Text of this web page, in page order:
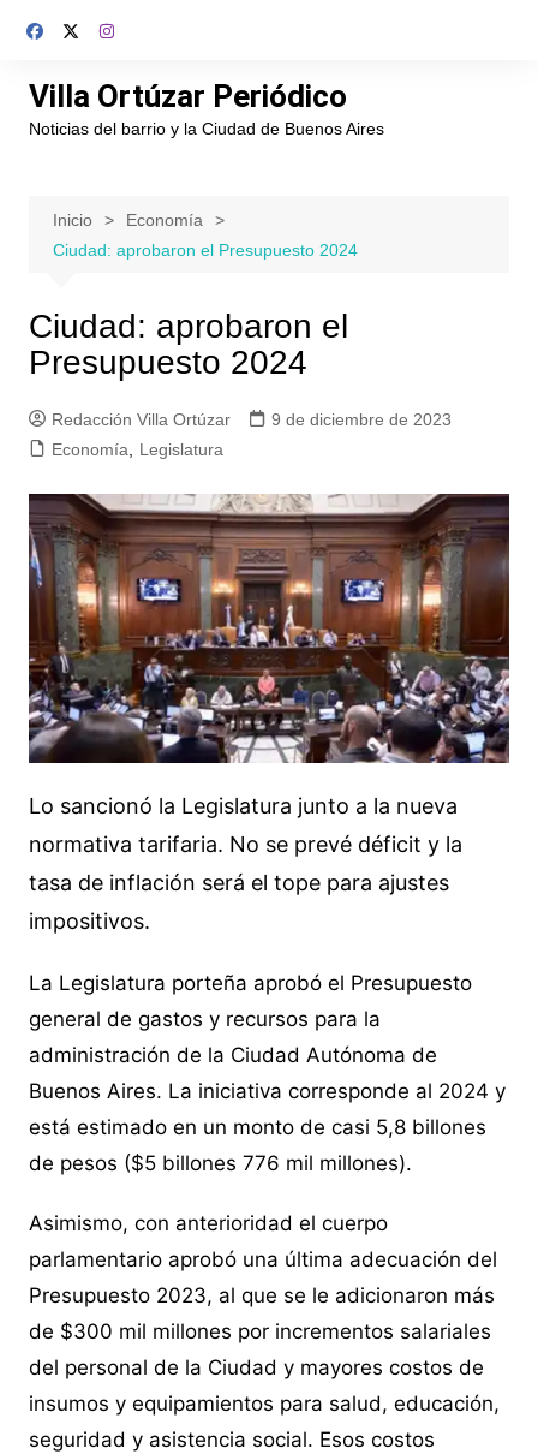
Villa Ortúzar Periódico
Noticias del barrio y la Ciudad de Buenos Aires
Inicio
Economía
Ciudad: aprobaron el Presupuesto 2024
Ciudad: aprobaron el
Presupuesto 2024
Redacción Villa Ortúzar
9 de diciembre de 2023
Economía
Legislatura
Lo sancionó la Legislatura junto a la nueva
normativa tarifaria. No se prevé déficit y la
tasa de inflación será el tope para ajustes
impositivos.
La Legislatura porteña aprobó el Presupuesto
general de gastos y recursos para la
administración de la Ciudad Autónoma de
Buenos Aires. La iniciativa corresponde al 2024 y
está estimado en un monto de casi 5,8 billones
de pesos ($5 billones 776 mil millones).
Asimismo, con anterioridad el cuerpo
parlamentario aprobó una última adecuación del
Presupuesto 2023, al que se le adicionaron más
de $300 mil millones por incrementos salariales
del personal de la Ciudad y mayores costos de
insumos y equipamientos para salud, educación,
seguridad y asistencia social. Esos costos